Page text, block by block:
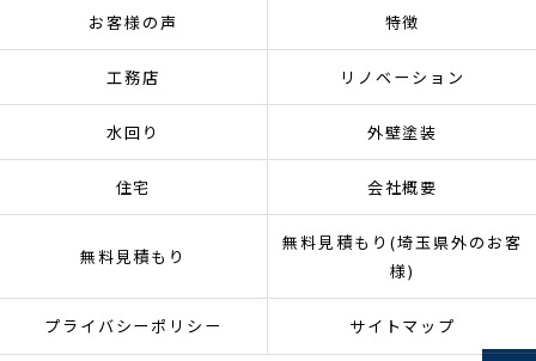
お客様の声 特徴
工務店 リノベーション
水回り 外壁塗装
住宅 会社概要
無料見積もり
無料見積もり(埼玉県外のお客
様)
プライバシーポリシー サイトマップ